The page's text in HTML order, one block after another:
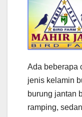
Ada beberapa
jenis kelamin
burung jantan
ramping,